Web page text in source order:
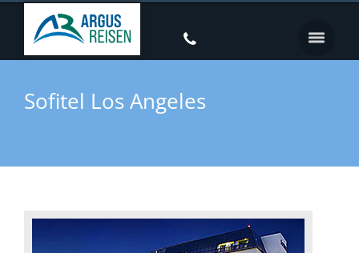
Sofitel Los Angeles